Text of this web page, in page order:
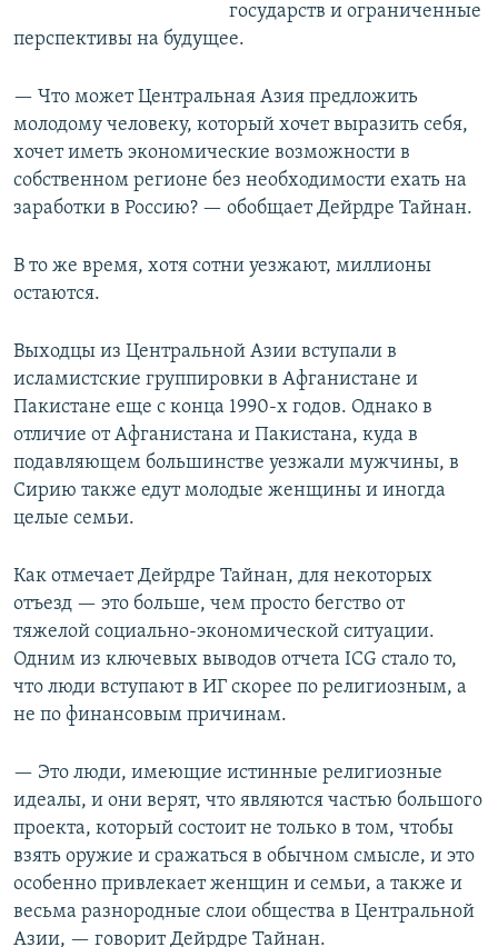
государств и ограниченные
перспективы на будущее.
— Что может Центральная Азия предложить
молодому человеку, который хочет выразить себя,
хочет иметь экономические возможности в
собственном регионе без необходимости ехать на
заработки в Россию? — обобщает Дейрдре Тайнан.
В то же время, хотя сотни уезжают, миллионы
остаются.
Выходцы из Центральной Азии вступали в
исламистские группировки в Афганистане и
Пакистане еще с конца 1990-х годов. Однако в
отличие от Афганистана и Пакистана, куда в
подавляющем большинстве уезжали мужчины, в
Сирию также едут молодые женщины и иногда
целые семьи.
Как отмечает Дейрдре Тайнан, для некоторых
отъезд — это больше, чем просто бегство от
тяжелой социально-экономической ситуации.
Одним из ключевых выводов отчета ICG стало то,
что люди вступают в ИГ скорее по религиозным, а
не по финансовым причинам.
— Это люди, имеющие истинные религиозные
идеалы, и они верят, что являются частью большого
проекта, который состоит не только в том, чтобы
взять оружие и сражаться в обычном смысле, и это
особенно привлекает женщин и семьи, а также и
весьма разнородные слои общества в Центральной
Азии, — говорит Дейрдре Тайнан.